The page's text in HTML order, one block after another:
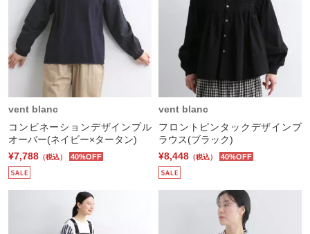
vent blanc
コンビネーションデザインプル
オーバー(ネイビー×タータン)
¥7,788 （税込） 40%OFF
vent blanc
フロントピンタックデザインブ
ラウス(ブラック)
¥8,448 （税込） 40%OFF